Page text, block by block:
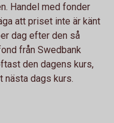
Handel med fonder
att priset inte är känt
dag efter den så
från Swedbank
den dagens kurs,
nästa dags kurs.